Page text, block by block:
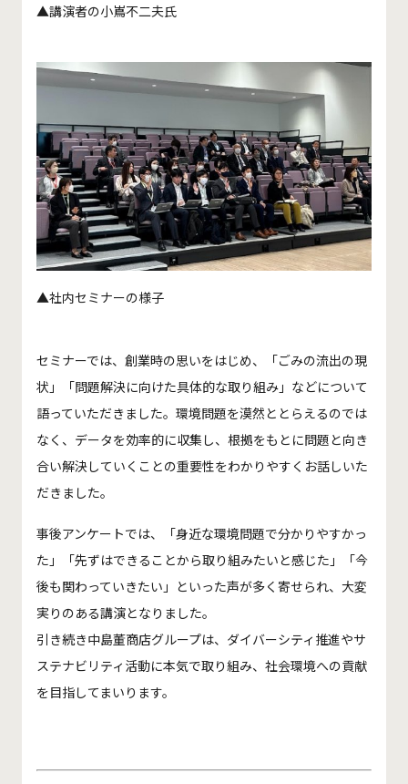
▲講演者の小嶌不二夫氏
▲社内セミナーの様子
セミナーでは、創業時の思いをはじめ、「ごみの流出の現
状」「問題解決に向けた具体的な取り組み」などについて
語っていただきました。環境問題を漠然ととらえるのでは
なく、データを効率的に収集し、根拠をもとに問題と向き
合い解決していくことの重要性をわかりやすくお話しいた
だきました。
事後アンケートでは、「身近な環境問題で分かりやすかっ
た」「先ずはできることから取り組みたいと感じた」「今
後も関わっていきたい」といった声が多く寄せられ、大変
実りのある講演となりました。
引き続き中島董商店グループは、ダイバーシティ推進やサ
ステナビリティ活動に本気で取り組み、社会環境への貢献
を目指してまいります。